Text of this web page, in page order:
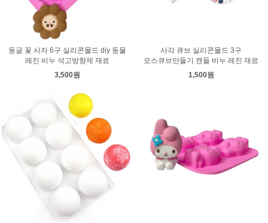
동글 꽃 사자 6구 실리콘몰드 diy 동물
레진 비누 석고방향제 재료
3,500원
사각 큐브 실리콘몰드 3구
모스큐브만들기 캔들 비누 레진 재료
1,500원